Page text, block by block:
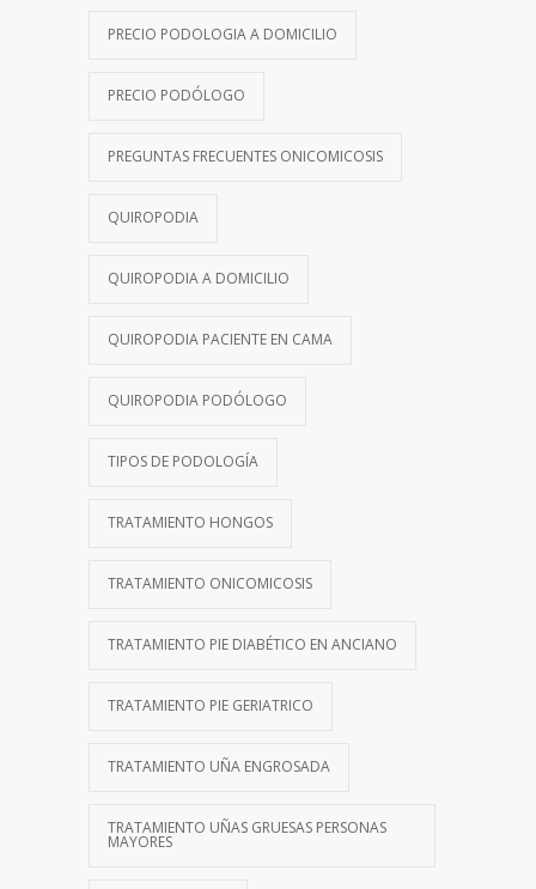
PRECIO PODOLOGIA A DOMICILIO
PRECIO PODÓLOGO
PREGUNTAS FRECUENTES ONICOMICOSIS
QUIROPODIA
QUIROPODIA A DOMICILIO
QUIROPODIA PACIENTE EN CAMA
QUIROPODIA PODÓLOGO
TIPOS DE PODOLOGÍA
TRATAMIENTO HONGOS
TRATAMIENTO ONICOMICOSIS
TRATAMIENTO PIE DIABÉTICO EN ANCIANO
TRATAMIENTO PIE GERIATRICO
TRATAMIENTO UÑA ENGROSADA
TRATAMIENTO UÑAS GRUESAS PERSONAS
MAYORES